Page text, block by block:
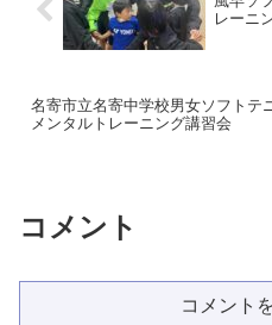
レーニ
名寄市立名寄中学校男女ソフトテ
メンタルトレーニング講習会
コメント
コメント